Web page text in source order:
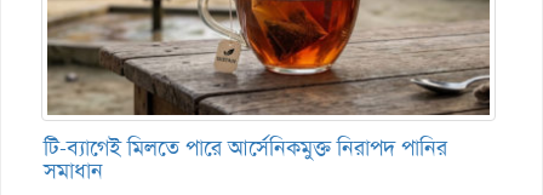
টি-ব্যাগেই মিলতে পারে আর্সেনিকমুক্ত নিরাপদ পানির
সমাধান